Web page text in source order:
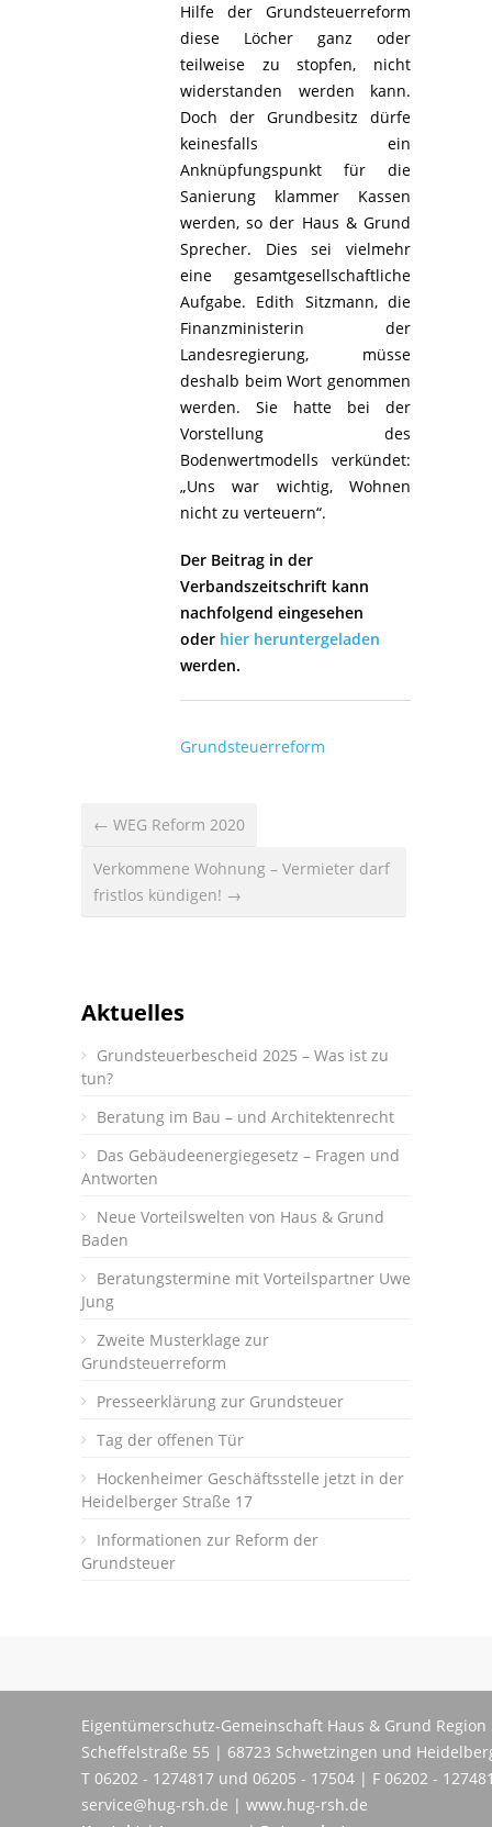
Hilfe der Grundsteuerreform
diese Löcher ganz oder
teilweise zu stopfen, nicht
widerstanden werden kann.
Doch der Grundbesitz dürfe
keinesfalls ein
Anknüpfungspunkt für die
Sanierung klammer Kassen
werden, so der Haus & Grund
Sprecher. Dies sei vielmehr
eine gesamtgesellschaftliche
Aufgabe. Edith Sitzmann, die
Finanzministerin der
Landesregierung, müsse
deshalb beim Wort genommen
werden. Sie hatte bei der
Vorstellung des
Bodenwertmodells verkündet:
„Uns war wichtig, Wohnen
nicht zu verteuern“.
Der Beitrag in der
Verbandszeitschrift kann
nachfolgend eingesehen
oder hier heruntergeladen
werden.
Grundsteuerreform
← WEG Reform 2020
Verkommene Wohnung – Vermieter darf
fristlos kündigen! →
Aktuelles
Grundsteuerbescheid 2025 – Was ist zu
tun?
Beratung im Bau – und Architektenrecht
Das Gebäudeenergiegesetz – Fragen und
Antworten
Neue Vorteilswelten von Haus & Grund
Baden
Beratungstermine mit Vorteilspartner Uwe
Jung
Zweite Musterklage zur
Grundsteuerreform
Presseerklärung zur Grundsteuer
Tag der offenen Tür
Hockenheimer Geschäftsstelle jetzt in der
Heidelberger Straße 17
Informationen zur Reform der
Grundsteuer
Eigentümerschutz-Gemeinschaft Haus & Grund
Scheffelstraße 55 | 68723 Schwetzingen und
T 06202 - 1274817 und 06205 - 17504 | F 06202 -
service@hug-rsh.de | www.hug-rsh.de